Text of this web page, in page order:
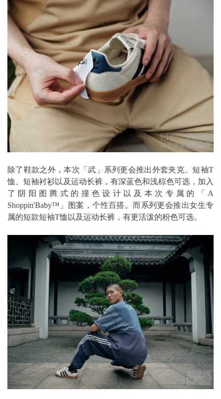
除了鞋款之外，本次「武」系列更会推出外套夹克、短袖T
恤、短袖衬衫以及运动长裤，有深蓝色和浅棕色可选，加入
了阴阳图腾式的撞色设计以及本次专属的「A
Shoppin'Baby™」图案，个性百搭。而系列更会推出女生专
属的短款短袖T恤以及运动长裤，有更活泼的粉色可选。